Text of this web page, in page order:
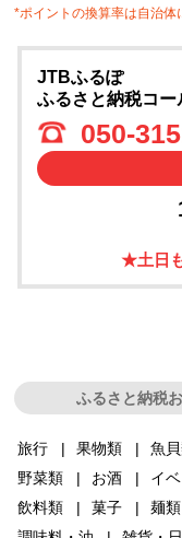
*ポイントの換算率は自治体
JTBふるぽ
ふるさと納税コー
050-
★土日
ふるさと納税
旅行 果物類 魚
野菜類
お酒 イ
飲料類
菓子 麺類